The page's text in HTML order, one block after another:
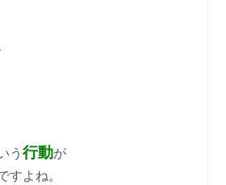
う 行動が
すよね。